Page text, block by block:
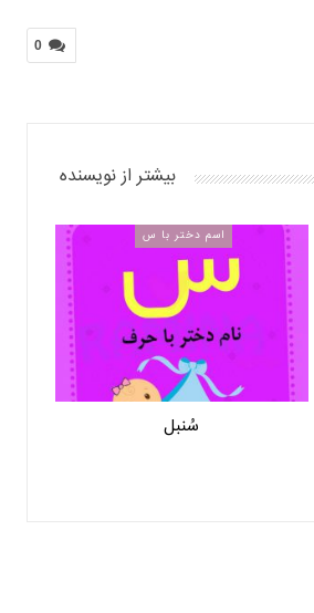
0
بیشتر از نویسنده
اسم دختر با س
سُنبل